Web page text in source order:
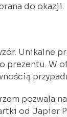
do okazji.
Unikalne
prezentu. W
pozwala
od Japier